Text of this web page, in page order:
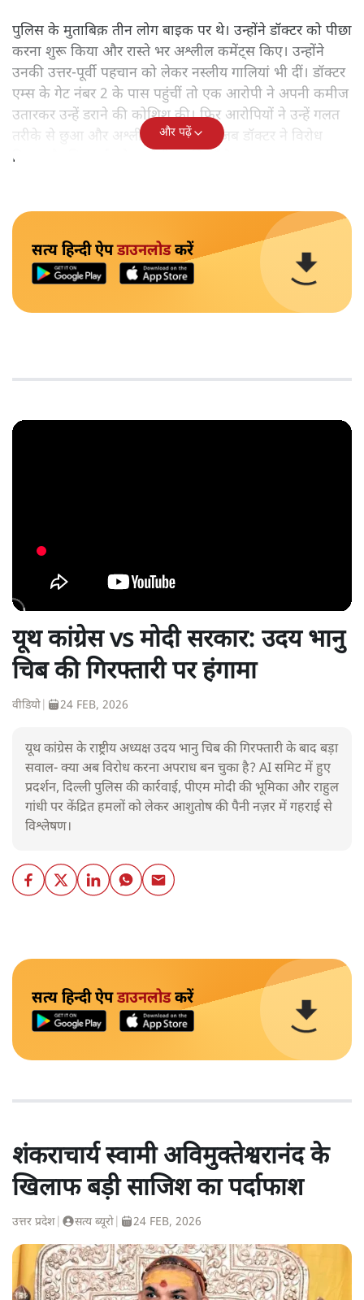
पुलिस के मुताबिक़ तीन लोग बाइक पर थे। उन्होंने डॉक्टर को पीछा
करना शुरू किया और रास्ते भर अश्लील कमेंट्स किए। उन्होंने
उनकी उत्तर-पूर्वी पहचान को लेकर नस्लीय गालियां भी दीं। डॉक्टर
एम्स के गेट नंबर 2 के पास पहुंचीं तो एक आरोपी ने अपनी कमीज
उतारकर उन्हें डराने की कोशिश की। फिर आरोपियों ने उन्हें गलत
तरीके से छुआ और अश्लील इशारे किए। जब डॉक्टर ने विरोध
किया और चिल्लाईं, तो आरोपी धमकियाँ देकर भाग गए।
और पढ़ें
सत्य हिन्दी ऐपडाउनलोडकरें
यूथ कांग्रेस vs मोदी सरकार: उदय भानु
चिब की गिरफ्तारी पर हंगामा
वीडियो 24 FEB, 2026
यूथ कांग्रेस के राष्ट्रीय अध्यक्ष उदय भानु चिब की गिरफ्तारी के बाद बड़ा
सवाल- क्या अब विरोध करना अपराध बन चुका है? AI समिट में हुए
प्रदर्शन, दिल्ली पुलिस की कार्रवाई, पीएम मोदी की भूमिका और राहुल
गांधी पर केंद्रित हमलों को लेकर आशुतोष की पैनी नज़र में गहराई से
विश्लेषण।
सत्य हिन्दी ऐपडाउनलोडकरें
शंकराचार्य स्वामी अविमुक्तेश्वरानंद के
खिलाफ बड़ी साजिश का पर्दाफाश
उत्तर प्रदेश सत्य ब्यूरो 24 FEB, 2026